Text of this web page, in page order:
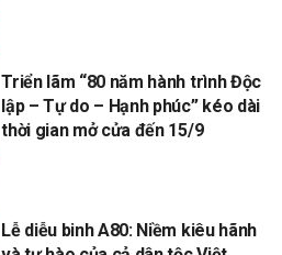
Triển lãm “80 năm hành trình Độc
lập – Tự do – Hạnh phúc” kéo dài
thời gian mở cửa đến 15/9
Lễ diễu binh A80: Niềm kiêu hãnh